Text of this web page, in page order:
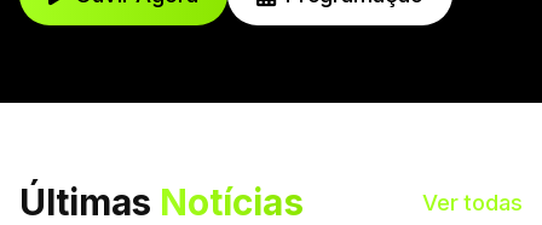
Últimas Notícias Ver todas